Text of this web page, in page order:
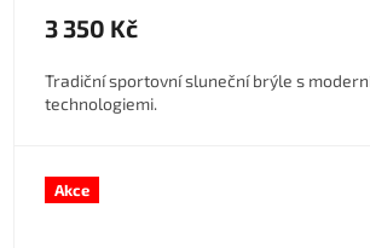
3 350 Kč
Tradiční sportovní sluneční brýle s
technologiemi.
Akce